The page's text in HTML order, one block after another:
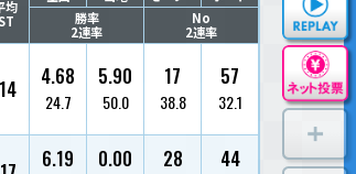
選手名
登番/支部/年齢